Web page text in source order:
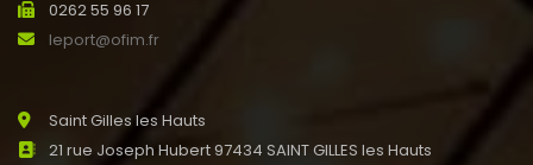
0262 55 96 17
leport@ofim.fr
Saint Gilles les Hauts
21 rue Joseph Hubert 97434 SAINT GILLES les Hauts